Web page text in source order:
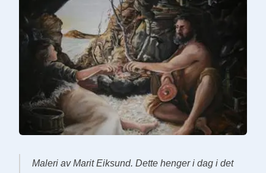
Maleri av Marit Eiksund. Dette henger i dag i det